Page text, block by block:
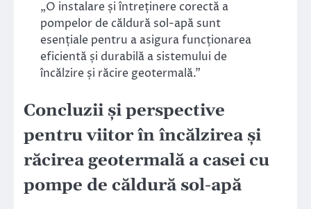
„O instalare și întreținere corectă a
pompelor de căldură sol-apă sunt
esențiale pentru a asigura funcționarea
eficientă și durabilă a sistemului de
încălzire și răcire geotermală.”
Concluzii și perspective
pentru viitor în încălzirea și
răcirea geotermală a casei cu
pompe de căldură sol-apă